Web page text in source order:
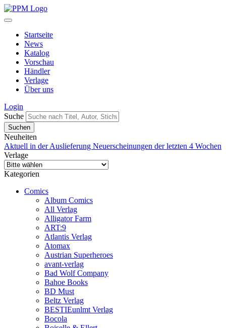
Startseite
News
Katalog
Vorschau
Händler
Verlage
Über uns
Login
Suche
Neuheiten
Aktuell in der Auslieferung Neuerscheinungen der letzten 4 Wochen
Verlage
Kategorien
Comics
Album Comics
All Verlag
Alligator Farm
ART:9
Atlantis Verlag
Atomax
Austrian Superheroes
avant-verlag
Bad Wolf Company
Bahoe Books
BD Must
Beltz Verlag
BESTIEunlmt Verlag
Bocola